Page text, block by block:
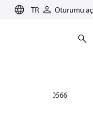
TR Oturumu aç
061B820566
MBC 8100